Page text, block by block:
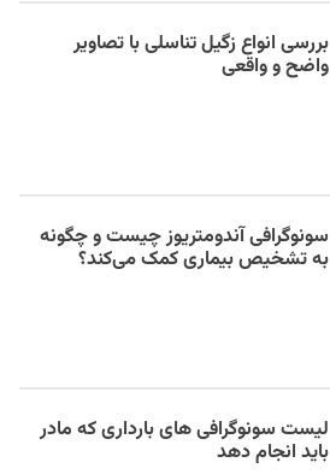
بررسی انواع زگیل تناسلی با تصاویر
واضح و واقعی
سونوگرافی آندومتریوز چیست و چگونه
به تشخیص بیماری کمک می‌کند؟
لیست سونوگرافی های بارداری که مادر
باید انجام دهد